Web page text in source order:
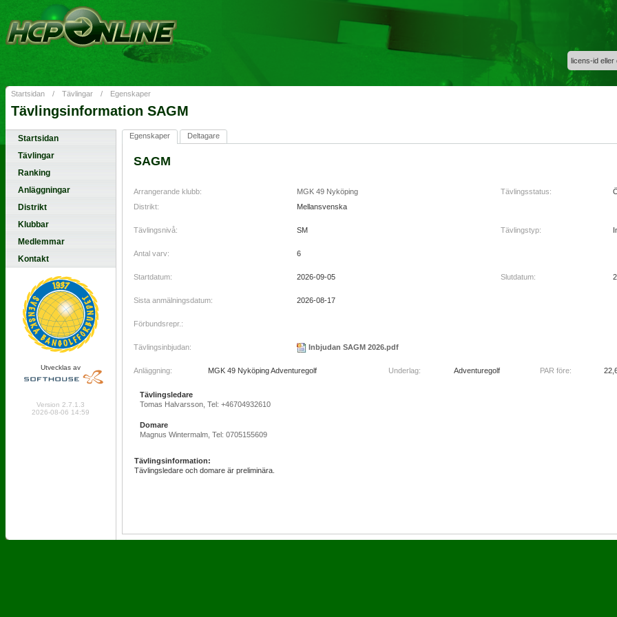
licens-id eller
Startsidan / Tävlingar / Egenskaper
Tävlingsinformation SAGM
Startsidan
Tävlingar
Ranking
Anläggningar
Distrikt
Klubbar
Medlemmar
Kontakt
Utvecklas av
Version 2.7.1.3
2026-08-06 14:59
Egenskaper Deltagare
SAGM
Arrangerande klubb: MGK 49 Nyköping Tävlingsstatus:
Distrikt:
Mellansvenska
Tävlingsnivå: SM Tävlingstyp:
Antal varv: 6
Startdatum: 2026-09-05 Slutdatum:
Sista anmälningsdatum: 2026-08-17
Förbundsrepr.:
Tävlingsinbjudan: Inbjudan SAGM 2026.pdf
Anläggning: MGK 49 Nyköping Adventuregolf Underlag: Adventuregolf PAR före:
Tävlingsledare
Tomas Halvarsson, Tel: +46704932610
Domare
Magnus Wintermalm, Tel: 0705155609
Tävlingsinformation:
Tävlingsledare och domare är preliminära.